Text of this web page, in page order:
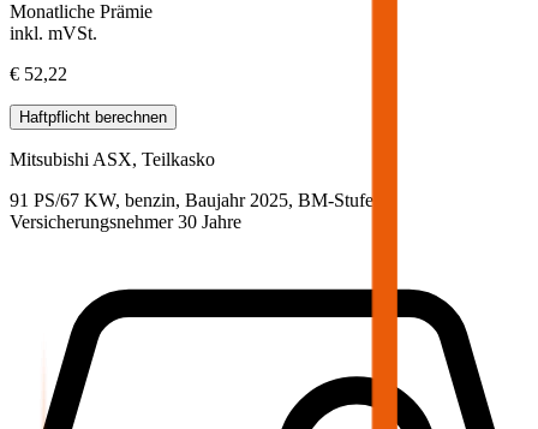
Monatliche Prämie
inkl. mVSt.
€ 52,22
Haftpflicht berechnen
MitsubishiASX, Teilkasko
91 PS/67 KW, benzin, Baujahr 2025, BM-Stufe
Versicherungsnehmer 30 Jahre